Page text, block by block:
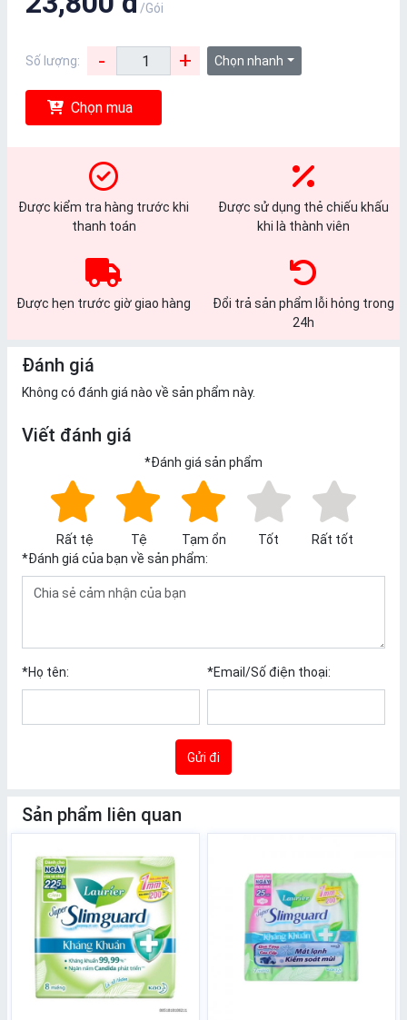
/Gói
Số lượng: - + Chọn nhanh
Chọn mua
Được kiểm tra hàng trước khi
thanh toán
Được sử dụng thẻ chiếu khấu
khi là thành viên
Được hẹn trước giờ giao hàng
Đổi trả sản phẩm lỗi hỏng trong
24h
Đánh giá
Không có đánh giá nào về sản phẩm này.
Viết đánh giá
*Đánh giá sản phẩm
Rất tệ Tệ Tạm ổn Tốt
Rất tốt
*Đánh giá của bạn về sản phẩm:
*Họ tên: *Email/Số điện thoại:
Gửi đi
Sản phẩm liên quan